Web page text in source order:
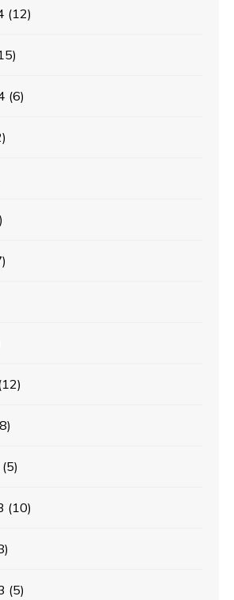
(12)
(6)
(5)
(10)
(5)